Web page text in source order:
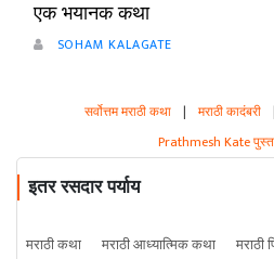
एक भयानक कथा
SOHAM KALAGATE
सर्वोत्तम मराठी कथा | मराठी कादंबरी |
Prathmesh Kate
इतर रसदार पर्याय
मराठी कथा मराठी आध्यात्मिक कथा